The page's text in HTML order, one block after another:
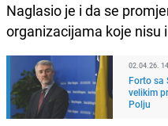
Naglasio je i da se
organizacijama koje nisu
02.04.26.
Forto sa
velikim
Polju